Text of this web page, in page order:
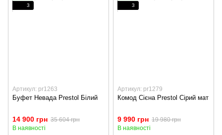
3
Артикул: pr1263
Буфет Невада Prestol Білий
14 900 грн 35 604 грн
В наявності
3
Артикул: pr1279
Комод Сієна Prestol Сірий мат
9 990 грн 19 980 грн
В наявності